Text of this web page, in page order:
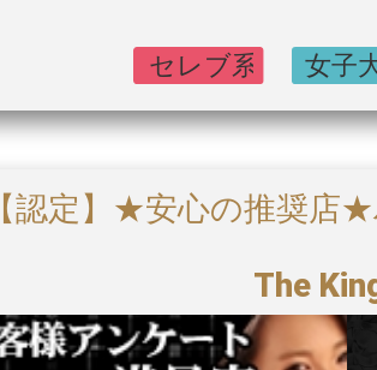
【認定】★安心の推奨店
The